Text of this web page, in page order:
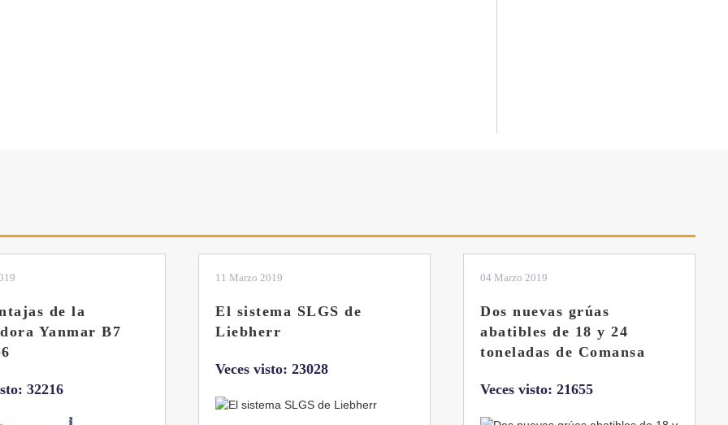
SLGS de
04 Marzo 2019
Dos nuevas grúas
abatibles de 18 y 24
01 Febrero 2019
La botella aún no está
llena